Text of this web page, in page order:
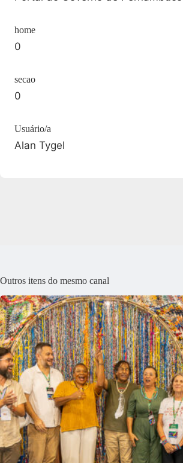
home
0
secao
0
Usuário/a
Alan Tygel
Outros itens do mesmo canal